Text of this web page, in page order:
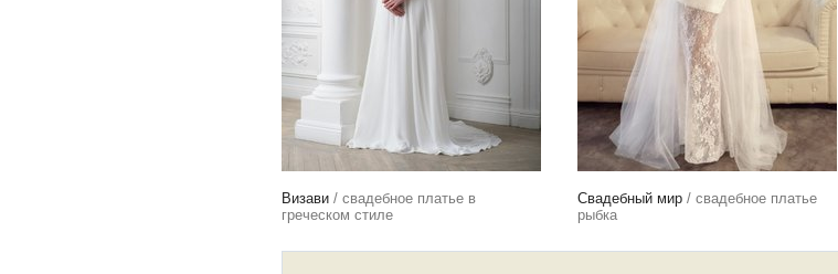
Визави / свадебное платье в
греческом стиле
Свадебный мир / свадебное платье
рыбка